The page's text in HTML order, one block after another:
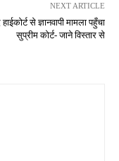
NEXT ARTICLE
हाईकोर्ट से ज्ञानवापी मामला पहुँचा
सुप्रीम कोर्ट- जाने विस्तार से